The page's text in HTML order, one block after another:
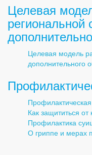
Целевая
региональной
Целевая модель
дополнительного
Как защититься
Профилактика
О гриппе и мерах